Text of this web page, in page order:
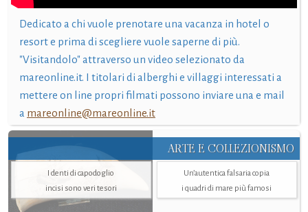
Dedicato a chi vuole prenotare una vacanza in hotel o
resort e prima di scegliere vuole saperne di più.
"Visitandolo" attraverso un video selezionato da
mareonline.it. I titolari di alberghi e villaggi interessati a
mettere on line propri filmati possono inviare una e mail
a mareonline@mareonline.it
ARTE E COLLEZIONISMO
I denti di capodoglio
incisi sono veri tesori
Un’autentica falsaria copia
i quadri di mare più famosi